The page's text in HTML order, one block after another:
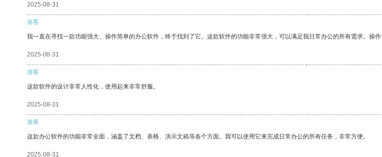
2025-08-31
游客
我一直在寻找一款功能强大、操作简单的办公软件，终于找到了它。这款软件的功能非常强大，可以满足我日常办公的所有需求。操作
2025-08-31
游客
这款软件的设计非常人性化，使用起来非常舒服。
2025-08-31
游客
这款办公软件的功能非常全面，涵盖了文档、表格、演示文稿等各个方面。我可以使用它来完成日常办公的所有任务，非常方便。
2025-08-31